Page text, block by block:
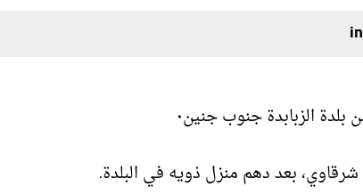
بلدة الزبابدة جنوب جنين٠
بعد دهم منزل ذويه في البلدة.